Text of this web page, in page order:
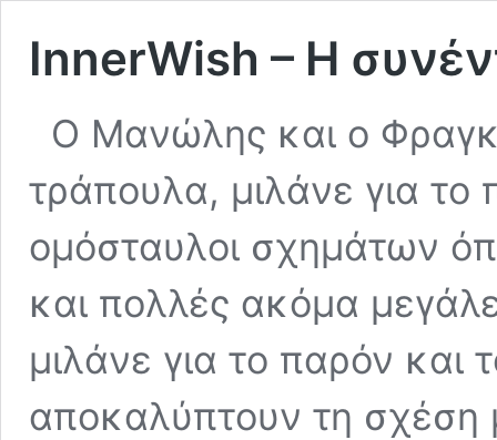
InnerWish – H
Ο Μανώλης και ο
τράπουλα, μιλάνε για το
ομόσταυλοι σχημάτων
και πολλές ακόμα
μιλάνε για το παρόν και
αποκαλύπτουν τη σχέση